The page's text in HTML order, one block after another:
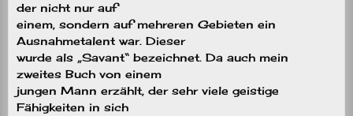
der nicht nur auf
einem, sondern auf mehreren Gebieten ein
Ausnahmetalent war. Dieser
wurde als „Savant“ bezeichnet. Da auch mein
zweites Buch von einem
jungen Mann erzählt, der sehr viele geistige
Fähigkeiten in sich